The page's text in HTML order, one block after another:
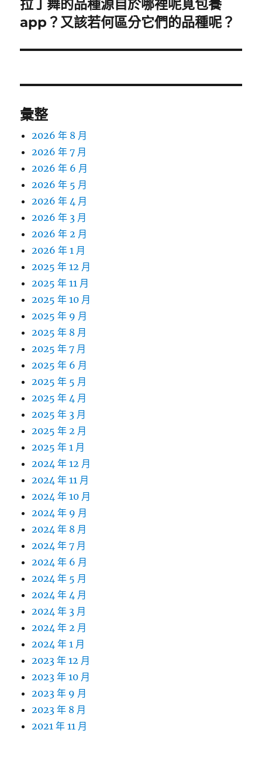
下
一
文
拉丁舞的品種源自於哪裡呢覓包養
app？又該若何區分它們的品種呢？
彙整
2026 年 8 月
2026 年 7 月
2026 年 6 月
2026 年 5 月
2026 年 4 月
2026 年 3 月
2026 年 2 月
2026 年 1 月
2025 年 12 月
2025 年 11 月
2025 年 10 月
2025 年 9 月
2025 年 8 月
2025 年 7 月
2025 年 6 月
2025 年 5 月
2025 年 4 月
2025 年 3 月
2025 年 2 月
2025 年 1 月
2024 年 12 月
2024 年 11 月
2024 年 10 月
2024 年 9 月
2024 年 8 月
2024 年 7 月
2024 年 6 月
2024 年 5 月
2024 年 4 月
2024 年 3 月
2024 年 2 月
2024 年 1 月
2023 年 12 月
2023 年 10 月
2023 年 9 月
2023 年 8 月
2021 年 11 月